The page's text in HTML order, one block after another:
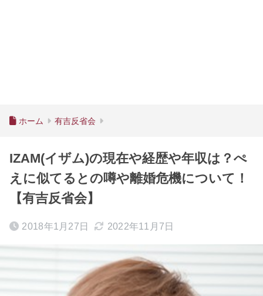
ホーム 有吉反省会
IZAM(イザム)の現在や経歴や年収は？ぺ
えに似てるとの噂や離婚危機について！
【有吉反省会】
2018年1月27日 2022年11月7日